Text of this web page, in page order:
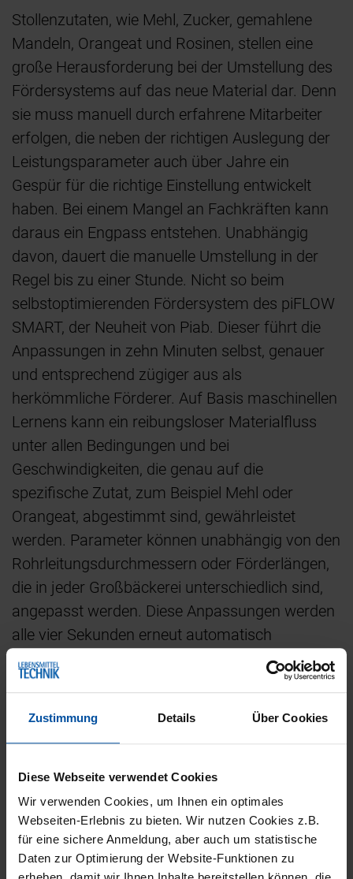
Zustimmung Details Über Cookies
Diese Webseite verwendet Cookies
Wir verwenden Cookies, um Ihnen ein optimales
Webseiten-Erlebnis zu bieten. Wir nutzen Cookies z.B.
für eine sichere Anmeldung, aber auch um statistische
Daten zur Optimierung der Website-Funktionen zu
Stollenzutaten, wie Mehl, Zucker, gemahlene
Mandeln, Orangeat und Rosinen, stellen eine
große Herausforderung bei der Umstellung des
Fördersystems auf das neue Material dar. Denn
sie muss manuell durch erfahrene Mitarbeiter
erfolgen, die neben der richtigen Auslegung der
Leistungsparameter auch über Jahre ein
Gespür für die richtige Einstellung entwickelt
haben. Bei einem Mangel an Fachkräften kann
daraus ein Engpass entstehen. Unabhängig
davon, dauert die manuelle Umstellung in der
Regel bis zu einer Stunde. Nicht so beim
selbstoptimierenden Fördersystem des piFLOW
SMART, der Neuheit von Piab. Dieser führt die
Anpassungen in zehn Minuten selbst, genauer
und entsprechend zügiger aus als
herkömmliche Förderer. Auf Basis maschinellen
Lernens kann ein reibungsloser Materialfluss
unter allen Bedingungen und bei
Geschwindigkeiten, die genau auf die
spezifische Zutat, zum Beispiel Mehl oder
Orangeat, abgestimmt sind, gewährleistet
werden. Parameter können unabhängig von den
Rohrleitungsdurchmessern oder Förderlängen,
die in jeder Großbäckerei unterschiedlich sind,
angepasst werden. Diese Anpassungen werden
alle vier Sekunden erneut automatisch
überprüft. Damit erfolgt die Umstellung nicht nur
schneller, in zehn Minuten statt einer Stunde,
Möglich wird das durch die Kombination aus
Steuereinheit reguliert die Zulufteinheit
automatisch auf Basis von strategisch
platzierten Vakuum- und Drucksensoren. Über